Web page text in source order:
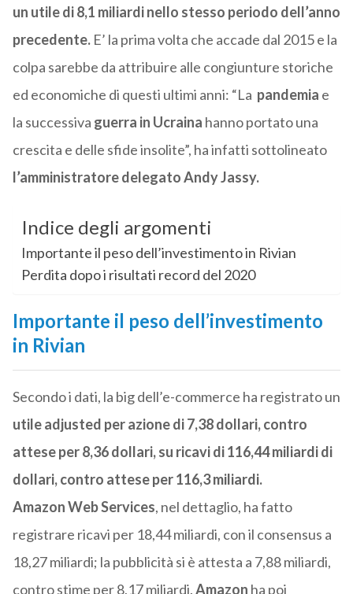
un utile di 8,1 miliardi nello stesso periodo dell’anno
precedente. E’ la prima volta che accade dal 2015 e la
colpa sarebbe da attribuire alle congiunture storiche
ed economiche di questi ultimi anni: “La pandemia e
la successiva guerra in Ucraina hanno portato una
crescita e delle sfide insolite”, ha infatti sottolineato
l’amministratore delegato Andy Jassy.
Indice degli argomenti
Importante il peso dell’investimento in Rivian
Perdita dopo i risultati record del 2020
Importante il peso dell’investimento
in Rivian
Secondo i dati, la big dell’e-commerce ha registrato un
utile adjusted per azione di 7,38 dollari, contro
attese per 8,36 dollari, su ricavi di 116,44 miliardi di
dollari, contro attese per 116,3 miliardi.
AmazonWeb Services, nel dettaglio, ha fatto
registrare ricavi per 18,44 miliardi, con il consensus a
18,27 miliardi; la pubblicità si è attesta a 7,88 miliardi,
contro stime per 8,17 miliardi.Amazon ha poi